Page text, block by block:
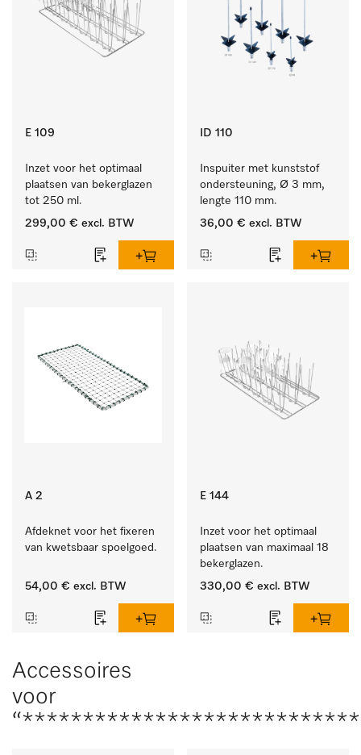
E 109
Inzet voor het optimaal
plaatsen van bekerglazen
tot 250 ml.
299,00 € excl. BTW
ID 110
Inspuiter met kunststof
ondersteuning, Ø 3 mm,
lengte 110 mm.
36,00 € excl. BTW
A 2
Afdeknet voor het fixeren
van kwetsbaar spoelgoed.
54,00 € excl. BTW
E 144
Inzet voor het optimaal
plaatsen van maximaal 18
bekerglazen.
330,00 € excl. BTW
Accessoires
voor